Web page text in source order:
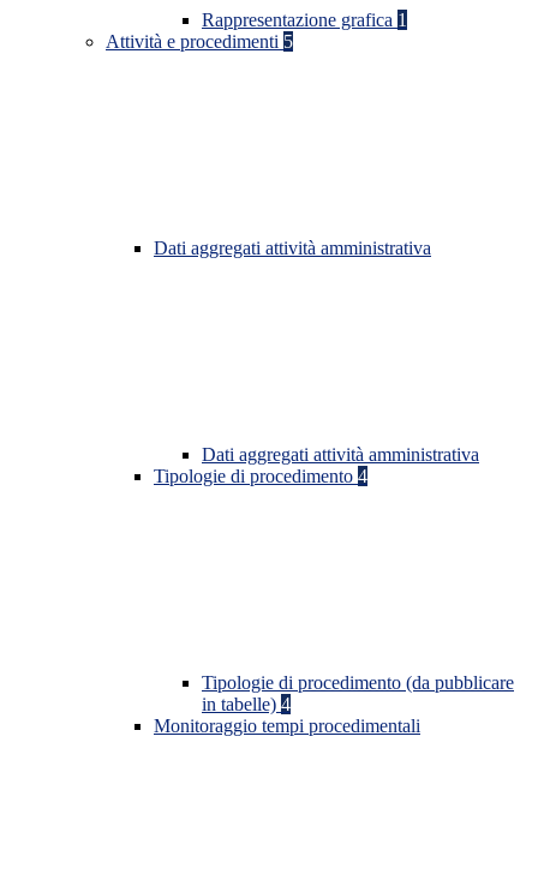
Rappresentazione grafica 1
Attività e procedimenti 5
Dati aggregati attività amministrativa
Dati aggregati attività amministrativa
Tipologie di procedimento 4
Tipologie di procedimento (da pubblicare
in tabelle) 4
Monitoraggio tempi procedimentali